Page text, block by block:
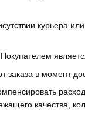
курьера
заказа в момент
качества,